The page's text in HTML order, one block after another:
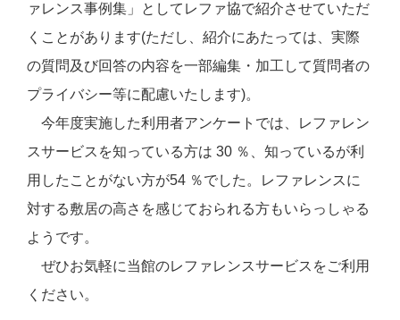
ァレンス事例集」としてレファ協で紹介させていただ
くことがあります(ただし、紹介にあたっては、実際
の質問及び回答の内容を一部編集・加工して質問者の
プライバシー等に配慮いたします)。
今年度実施した利用者アンケートでは、レファレン
スサービスを知っている方は 30 ％、知っているが利
用したことがない方が54 ％でした。レファレンスに
対する敷居の高さを感じておられる方もいらっしゃる
ようです。
ぜひお気軽に当館のレファレンスサービスをご利用
ください。